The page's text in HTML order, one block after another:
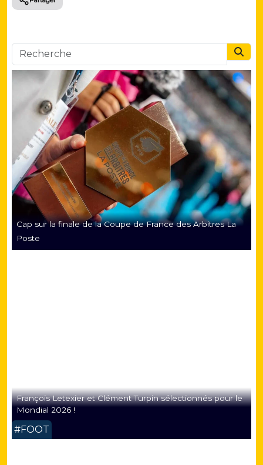
Cap sur la finale de la Coupe de France des Arbitres La
Poste
François Letexier et Clément Turpin sélectionnés pour le
Mondial 2026 !
#FOOT